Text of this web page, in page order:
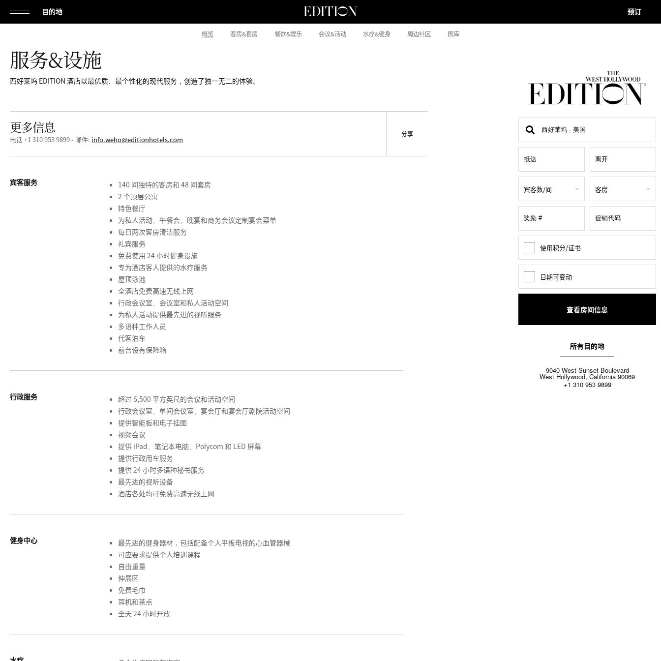
打
开
或
导
目的地 预订
概览 客房&套房 餐饮&娱乐 会议&活动 水疗&健身 周边社区 图库
查
地
点
宾客数/间 客房
励
积
分
使用积分/证书
期
变
日期可变动
所有目的地
9040 West Sunset Boulevard
West Hollywood, California 90069
+1 310 953 9899
服务&设施
西好莱坞 EDITION 酒店以最优质、最个性化的现代服务，创造了独一无二的体验。
更多信息
电话 +1 310 953 9899 - 邮件: info.weho@editionhotels.com
分享
宾客服务
140 间独特的客房和 48 间套房
2 个顶层公寓
特色餐厅
为私人活动、午餐会、晚宴和商务会议定制宴会菜单
每日两次客房清洁服务
礼宾服务
免费使用 24 小时健身设施
专为酒店客人提供的水疗服务
屋顶泳池
全酒店免费高速无线上网
行政会议室、会议室和私人活动空间
为私人活动提供最先进的视听服务
多语种工作人员
代客泊车
前台设有保险箱
行政服务
超过 6,500 平方英尺的会议和活动空间
行政会议室、单间会议室、宴会厅和宴会厅剧院活动空间
提供智能板和电子挂图
视频会议
提供 iPad、笔记本电脑、Polycom 和 LED 屏幕
提供行政用车服务
提供 24 小时多语种秘书服务
最先进的视听设备
酒店各处均可免费高速无线上网
健身中心
最先进的健身器材，包括配备个人平板电视的心血管器械
可应要求提供个人培训课程
自由重量
伸展区
免费毛巾
耳机和茶点
全天 24 小时开放